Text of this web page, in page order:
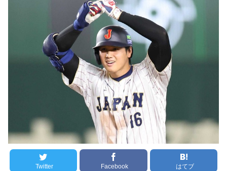
クレバテスⅡ-魔獣の王と
偽りの勇者伝承- 第4話 感
想：敵を探すよりトアの書
を餌に誘き出す作戦！
【画像】発達障害の子ど
もはこの絵の意味がすぐに
日本が北朝鮮に辛勝し二
次予選3連勝も、海外ファン
は采配に辛辣「おそろしい
内容の後半」「今日の森保
が「なぜ負けたのか？」ソ
ン・フンミン先発落ちは
「監督の報復」
すまん熊本やがコンビニ
に食品も水もない
ディズニーが「大課金時
代」に突入！アトラクショ
ンパスがどれもこれも1500
円の課金チケに
海外「日本よ、お前がナ
ンバーワンだ」 熊本地震直
後の日本の対応のスピード
Twitter Facebook はてブ